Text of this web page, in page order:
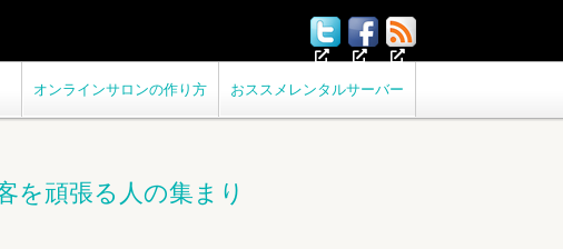
オンラインサロンの作り方 おススメレンタルサーバー
を頑張る人の集まり